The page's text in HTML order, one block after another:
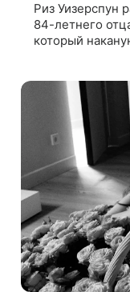
Риз Уизерспун
84-летнего
который